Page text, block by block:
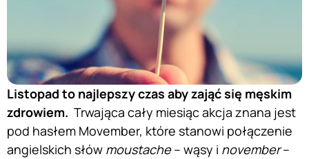
Listopad to najlepszy czas aby zająć się męskim
zdrowiem. Trwająca cały miesiąc akcja znana jest
pod hasłem Movember, które stanowi połączenie
angielskich słów moustache – wąsy i november –